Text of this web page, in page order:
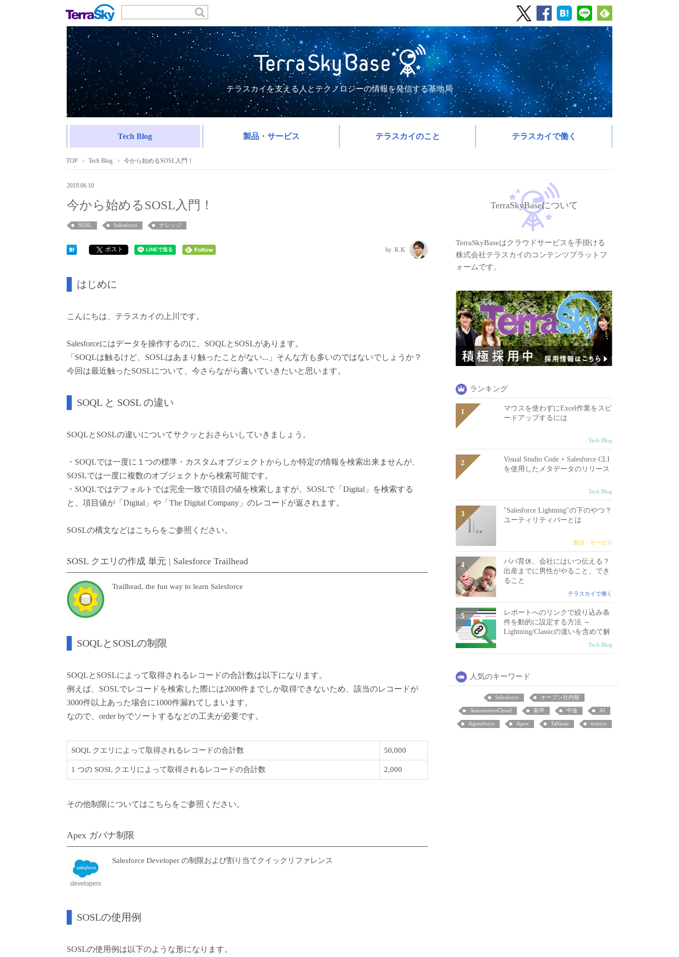
テラスカイを支える人とテクノロジーの情報を発信する基地局
Tech Blog 製品・サービス テラスカイのこと テラスカイで働く
TOP Tech Blog 今から始めるSOSL入門！
2019.06.10
今から始めるSOSL入門！
SOSL Salesforce ナレッジ
ポスト K.K
はじめに
こんにちは、テラスカイの上川です。
Salesforceにはデータを操作するのに、SOQLとSOSLがあります。
「SOQLは触るけど、SOSLはあまり触ったことがない...」そんな方も多いのではないでしょうか？
今回は最近触ったSOSLについて、今さらながら書いていきたいと思います。
SOQL と SOSL の違い
SOQLとSOSLの違いについてサクッとおさらいしていきましょう。
・SOQLでは一度に１つの標準・カスタムオブジェクトからしか特定の情報を検索出来ませんが、
SOSLでは一度に複数のオブジェクトから検索可能です。
・SOQLではデフォルトでは完全一致で項目の値を検索しますが、SOSLで「Digital」を検索する
と、項目値が「Digital」や「The Digital Company」のレコードが返されます。
SOSLの構文などはこちらをご参照ください。
SOSL クエリの作成 単元 | Salesforce Trailhead
Trailhead, the fun way to learn Salesforce
SOQLとSOSLの制限
SOQLとSOSLによって取得されるレコードの合計数は以下になります。
例えば、SOSLでレコードを検索した際には2000件までしか取得できないため、該当のレコードが
3000件以上あった場合に1000件漏れてしまいます。
なので、order byでソートするなどの工夫が必要です。
SOQL クエリによって取得されるレコードの合計数 50,000
1 つの SOSL クエリによって取得されるレコードの合計数 2,000
その他制限についてはこちらをご参照ください。
Apex ガバナ制限
Salesforce Developer の制限および割り当てクイックリファレンス
SOSLの使用例
SOSLの使用例は以下のような形になります。
TerraSkyBaseについて
TerraSkyBaseはクラウドサービスを手掛ける
株式会社テラスカイのコンテンツプラットフ
ォームです。
ランキング
マウスを使わずにExcel作業をスピ
ードアップするには
Tech Blog
Visual Studio Code + Salesforce CLI
を使用したメタデータのリリース
Tech Blog
"Salesforce Lightning"の下のやつ？
ユーティリティバーとは
製品・サービス
パパ育休、会社にはいつ伝える？
出産までに男性がやること、でき
ること
テラスカイで働く
レポートへのリンクで絞り込み条
件を動的に設定する方法 ～
Lightning/Classicの違いを含めて解
Tech Blog
人気のキーワード
Salesforce オープン社内報
AutomotiveCloud 新卒 中途 AI
Agentforce Apex Tableau mitoco